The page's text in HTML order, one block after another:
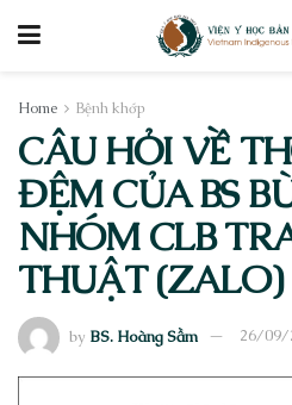
Home Bệnh khớp
CÂU HỎI VỀ
ĐỆM CỦA BS
NHÓM CLB
THUẬT (ZALO)
by BS. Hoàng Sầm 26/09/